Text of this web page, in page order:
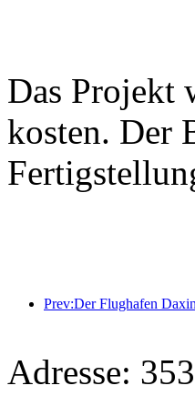
Das Projekt
kosten. Der
Adresse: